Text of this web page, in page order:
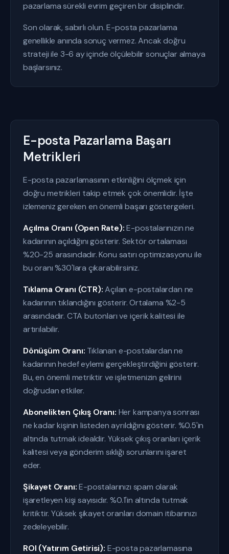
pazarlama sürekli evrim geçiren bir disiplindir.
Son olarak, sabırlı olun. E-posta pazarlama
genellikle anında sonuç vermez. Ancak doğru
strateji ile 3-6 ay içinde ölçülebilir sonuçlar almaya
başlarsınız.
E-posta Pazarlama Başarı
Metrikleri
E-posta pazarlamasının etkinliğini ölçmek için
doğru metrikleri takip etmek çok önemlidir. İşte
izlemeniz gereken en önemli başarı göstergeleri.
Açılma Oranı (Open Rate):E-postalarınızın ne
kadarının açıldığını gösterir. Sektör ortalaması
%20-25 arasındadır. Konu satırı optimizasyonu ile
bu oranı %30'lara çıkarabilirsiniz.
Tıklama Oranı (CTR):Açılan e-postalardan ne
kadarının tıklandığını gösterir. Ortalama %2-5
arasındadır. CTA butonları ve içerik kalitesi ile
artırılabilir.
Dönüşüm Oranı: Tıklanan e-postalardan ne
kadarının hedef eylemi gerçekleştirdiğini gösterir.
Bu, en önemli metriktir ve işletmenizin gelirini
doğrudan etkiler.
Abonelikten Çıkış Oranı: Her kampanya sonrası
ne kadar kişinin listeden ayrıldığını gösterir. %0.5'in
altında tutmak idealdir. Yüksek çıkış oranları içerik
kalitesi veya gönderim sıklığı sorunlarını işaret
eder.
Şikayet Oranı:E-postalarınızı spam olarak
işaretleyen kişi sayısıdır. %0.1'in altında tutmak
kritiktir. Yüksek şikayet oranları domain itibarınızı
zedeleyebilir.
ROI (Yatırım Getirisi): E-posta pazarlamasına